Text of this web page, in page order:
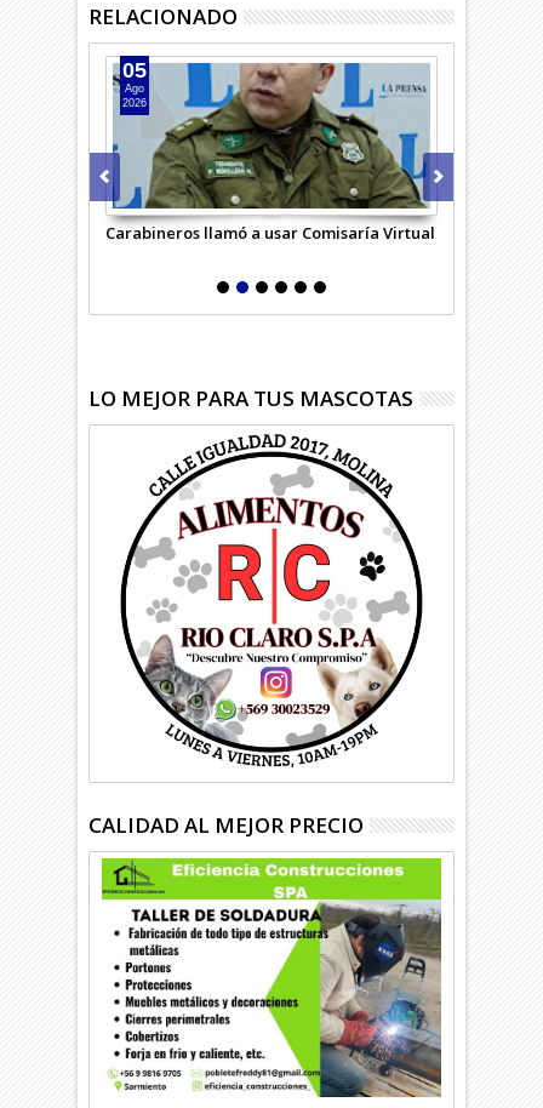
RELACIONADO
Carabineros llamó a usar Comisaría Virtual
05
Ago
2026
LO MEJOR PARA TUS MASCOTAS
CALIDAD AL MEJOR PRECIO